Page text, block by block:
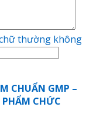
thường không
CHUẨN GMP –
PHẨM CHỨC